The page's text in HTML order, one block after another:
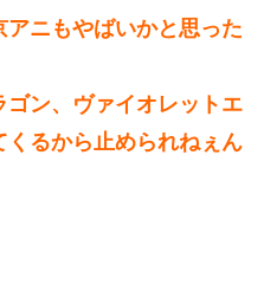
ニもやばいかと思った
ン、ヴァイオレットエ
くるから止められねぇん